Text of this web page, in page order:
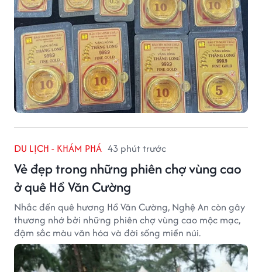
DU LỊCH - KHÁM PHÁ 43 phút trước
Vẻ đẹp trong những phiên chợ vùng cao
ở quê Hồ Văn Cường
Nhắc đến quê hương Hồ Văn Cường, Nghệ An còn gây
thương nhớ bởi những phiên chợ vùng cao mộc mạc,
đậm sắc màu văn hóa và đời sống miền núi.